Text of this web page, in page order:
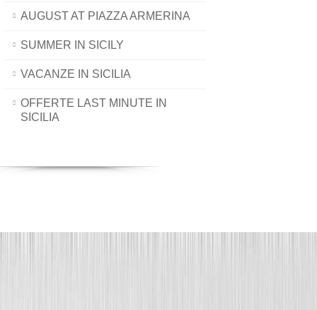
AUGUST AT PIAZZA ARMERINA
SUMMER IN SICILY
VACANZE IN SICILIA
OFFERTE LAST MINUTE IN
SICILIA